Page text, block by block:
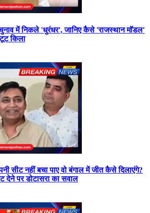
में निकले 'धुरंधर', जानिए कैसे 'राजस्थान मॉडल'
किला
सीट नहीं बचा पाए वो बंगाल में जीत कैसे दिलाएंगे?
देने पर डोटासरा का सवाल